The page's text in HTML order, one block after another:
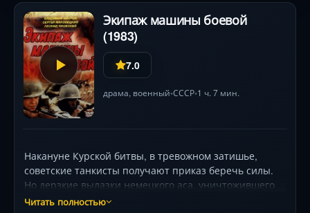
Экипаж машины боевой
(1983)
7.0
драма, военный•СССР•1 ч. 7 мин.
Накануне Курской битвы, в тревожном затишье,
советские танкисты получают приказ беречь силы.
Но дерзкие вылазки немецкого аса, уничтожившего
не один Т-34, становятся личным вызовом для
Читать полностью